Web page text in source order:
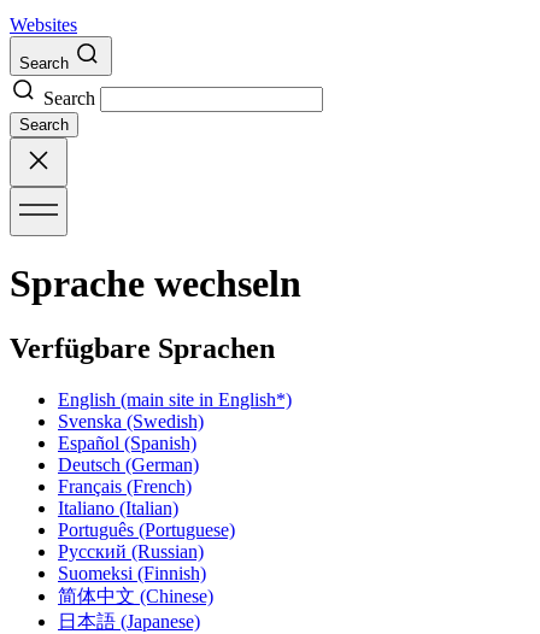
Websites
Search
Search
Search
Sprache wechseln
Verfügbare Sprachen
English (main site in English*)
Svenska (Swedish)
Español (Spanish)
Deutsch (German)
Français (French)
Italiano (Italian)
Português (Portuguese)
Русский (Russian)
Suomeksi (Finnish)
简体中文 (Chinese)
日本語 (Japanese)